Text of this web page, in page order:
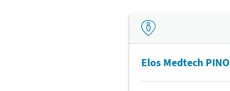
Elos Medtech